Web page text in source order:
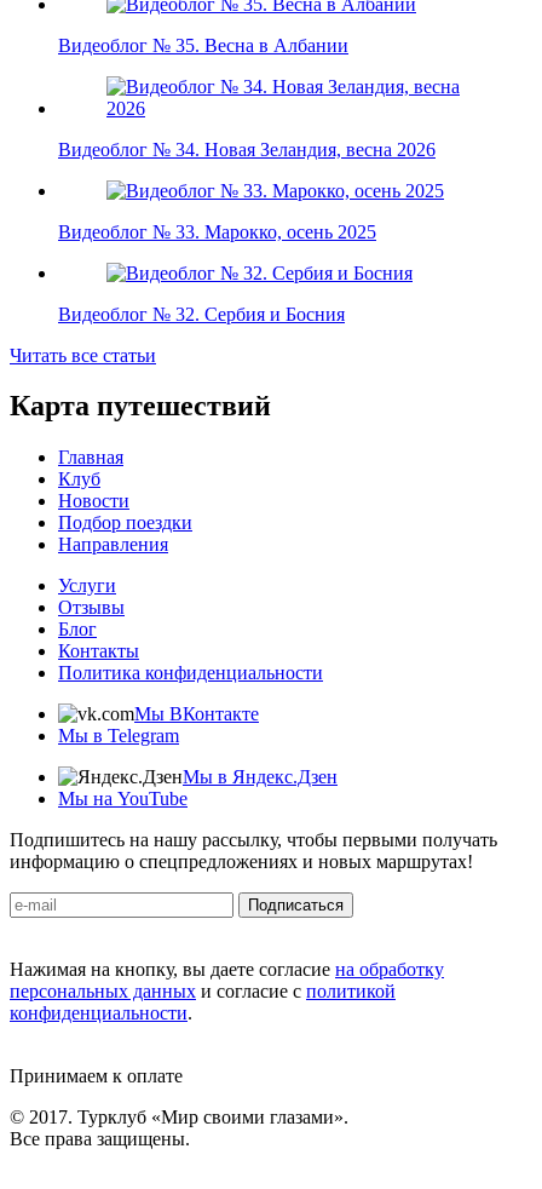
Видеоблог № 35. Весна в Албании
Видеоблог № 34. Новая Зеландия, весна 2026
Видеоблог № 33. Марокко, осень 2025
Видеоблог № 32. Сербия и Босния
Читать все статьи
Карта путешествий
Главная
Клуб
Новости
Подбор поездки
Направления
Услуги
Отзывы
Блог
Контакты
Политика конфиденциальности
Мы ВКонтакте
Мы в Telegram
Мы в Яндекс.Дзен
Мы на YouTube
Подпишитесь на нашу рассылку, чтобы первыми получать
информацию о спецпредложениях и новых маршрутах!
Подписаться
Нажимая на кнопку, вы даете согласие на обработку
персональных данных и согласие с политикой
конфиденциальности.
Принимаем к оплате
© 2017. Турклуб «Мир своими глазами».
Все права защищены.